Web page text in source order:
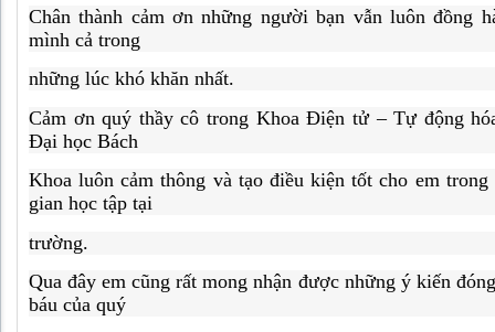
Chân thành cảm ơn những người bạn vẫn luôn đồng
mình cả trong
những lúc khó khăn nhất.
Cảm ơn quý thầy cô trong Khoa Điện tử – Tự động
Đại học Bách
Khoa luôn cảm thông và tạo điều kiện tốt cho em trong
gian học tập tại
trường.
Qua đây em cũng rất mong nhận được những ý kiến
báu của quý